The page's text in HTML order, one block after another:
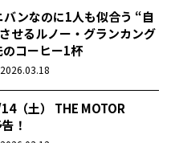
バンなのに1人も似合う “自
せるルノー・グランカング
コーヒー1杯
2026.03.18
（土） THE MOTOR
！